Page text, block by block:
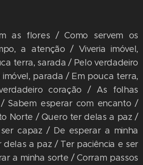
as flores / Como servem os
a atenção / Viveria imóvel,
terra, sarada / Pelo verdadeiro
parada / Em pouca terra,
coração / As folhas
Sabem esperar com encanto /
Norte / Quero ter delas a paz /
capaz / De esperar a minha
a paz / Tеr paciência e ser
a minha sorte / Corram passos